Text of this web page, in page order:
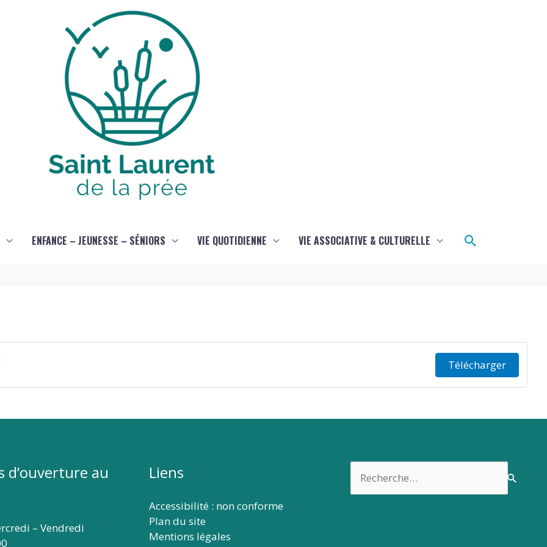
ENFANCE – JEUNESSE – SÉNIORS VIE QUOTIDIENNE VIE ASSOCIATIVE & CULTURELLE Rechercher
Télécharger
d’ouverture au
– Vendredi
Liens
Accessibilité : non conforme
Plan du site
Mentions légales